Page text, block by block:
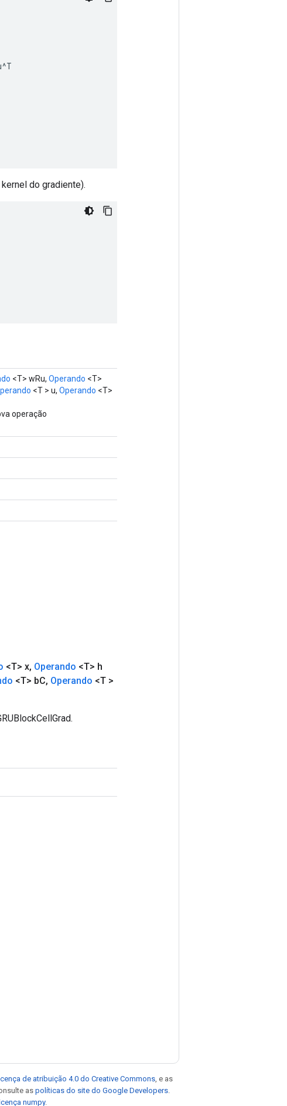
^T
do gradiente).
<T> wRu, Operando <T>
<T > u, Operando <T>
operação
<T> x, Operando <T> h
<T> bC, Operando <T >
de atribuição 4.0 do Creative Commons , e as
aspolíticas do site do Google Developers
numpy.